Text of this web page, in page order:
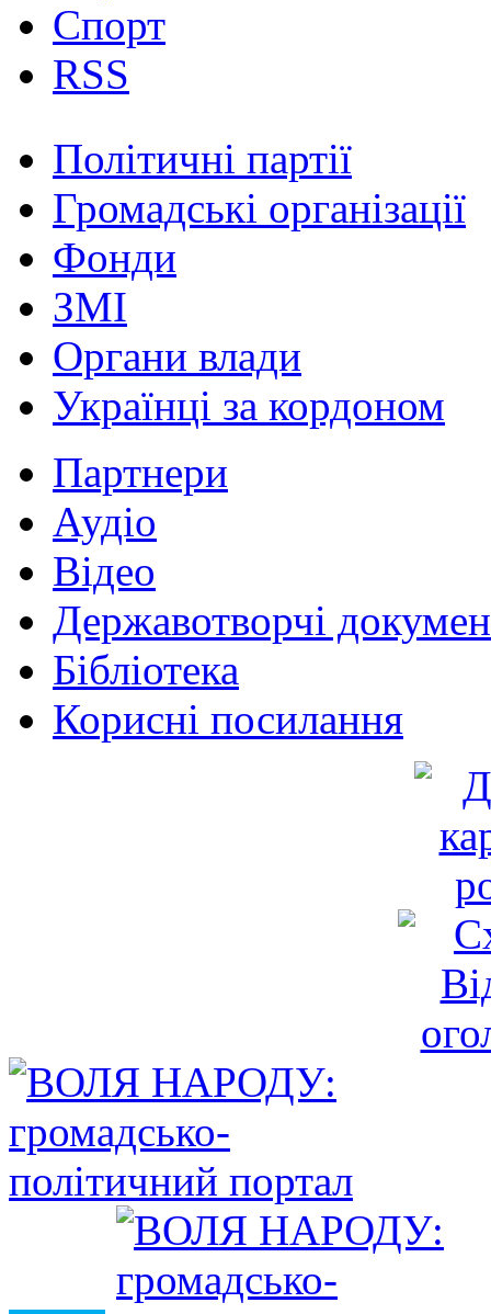
Спорт
RSS
Політичні партії
Громадські організації
Фонди
ЗМІ
Органи влади
Українці за кордоном
Партнери
Аудіо
Відео
Державотворчі
Бібліотека
Корисні посилання